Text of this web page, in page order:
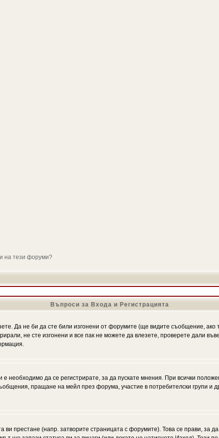
на тези форуми?
Въпроси за Входа и Регистрацията
Да не би да сте били изгонени от форумите (ще видите съобщение, ако
не сте изгонени и все пак не можете да влезете, проверете дали
да се регистрирате, за да пускате мнения. При всички
пращане на мейл през форума, участие в потребителски групи и
ви престане (напр. затворите страницата с форумите). Това се прави, за